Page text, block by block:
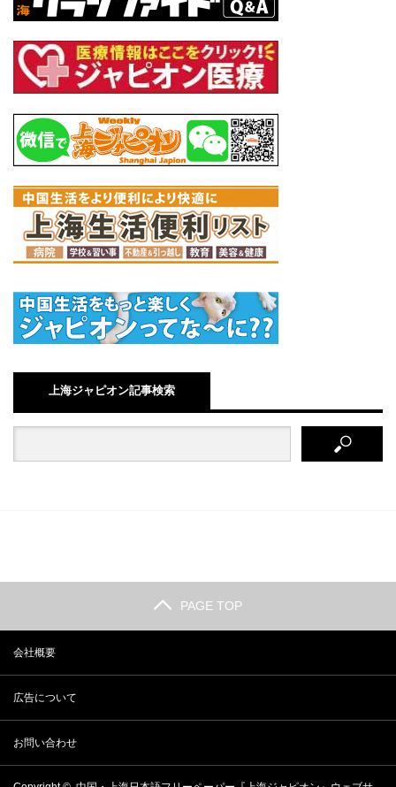
上海ジャピオン記事検索
PAGE TOP
会社概要
広告について
お問い合わせ